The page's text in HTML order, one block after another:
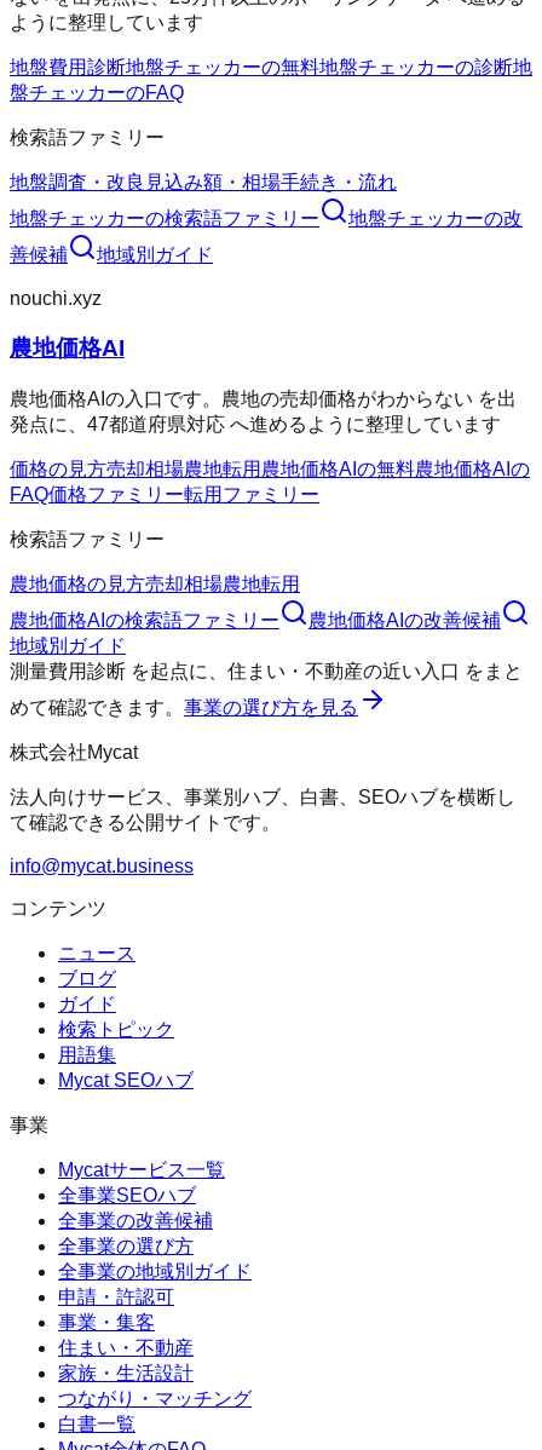
ように整理しています
地盤費用診断地盤チェッカーの無料地盤チェッカーの診断地
盤チェッカーのFAQ
検索語ファミリー
地盤調査・改良 見込み額・相場手続き・流れ
地盤チェッカーの検索語ファミリー 地盤チェッカーの改
善候補
地域別ガイド
nouchi.xyz
農地価格AI
農地価格AIの入口です。農地の売却価格がわからない を出
発点に、47都道府県対応 へ進めるように整理しています
価格の見方売却相場農地転用 農地価格AIの無料農地価格AIの
FAQ価格ファミリー転用ファミリー
検索語ファミリー
農地価格の見方売却相場農地転用
農地価格AI の検索語ファミリー 農地価格AI の改善候補
地域別ガイド
測量費用診断 を起点に、 住まい・不動産の近い入口 をまと
めて確認できます。 事業の選び方を見る
株式会社Mycat
法人向けサービス、事業別ハブ、白書、SEOハブを横断し
て確認できる公開サイトです。
info@mycat.business
コンテンツ
ニュース
ブログ
ガイド
検索トピック
用語集
Mycat SEOハブ
事業
Mycatサービス一覧
全事業SEOハブ
全事業の改善候補
全事業の選び方
全事業の地域別ガイド
申請・許認可
事業・集客
住まい・不動産
家族・生活設計
つながり・マッチング
白書一覧